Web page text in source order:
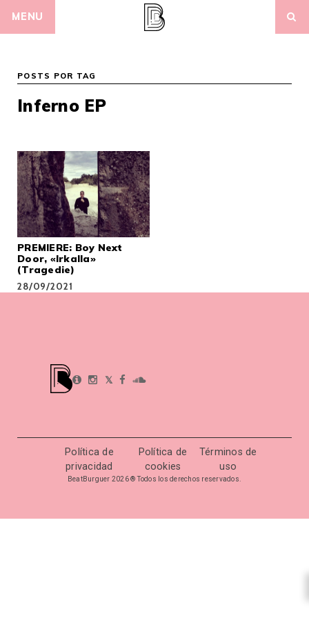
MENU
POSTS POR TAG
Inferno EP
PREMIERE: Boy Next
Door, «Irkalla»
(Tragedie)
28/09/2021
𝕏
Política de
privacidad
Política de
cookies
Términos de
uso
BeatBurguer 2026 ® Todos los derechos reservados.